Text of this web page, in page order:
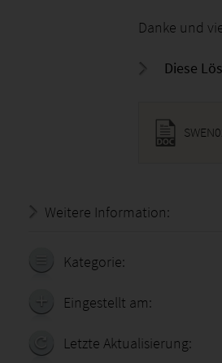
Danke und
Diese
Weitere Information:
Kategorie:
Eingestellt am:
Letzte Aktualisierung: